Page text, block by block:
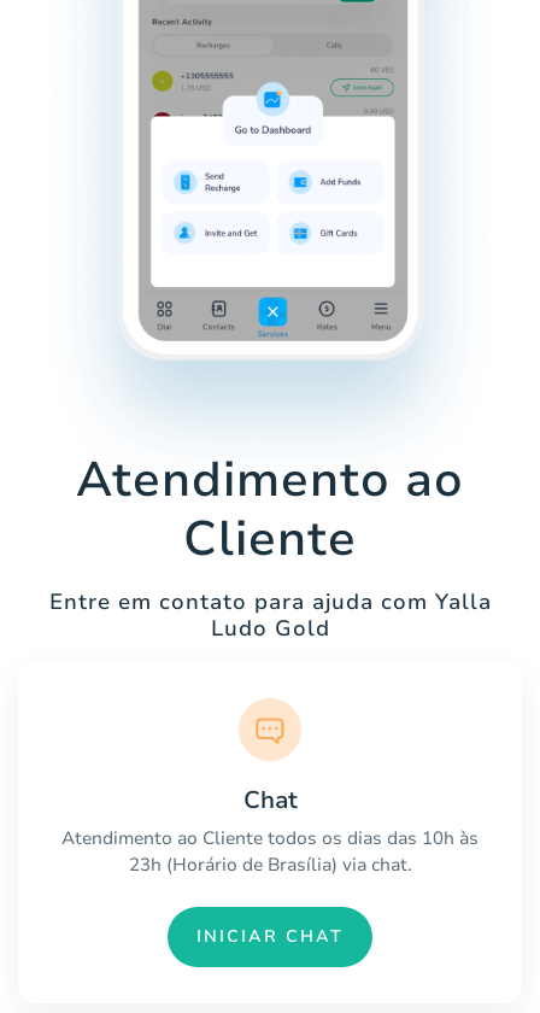
Atendimento ao
Cliente
Entre em contato para ajuda com Yalla
Ludo Gold
Chat
Atendimento ao Cliente todos os dias das 10h às
23h (Horário de Brasília) via chat.
INICIAR CHAT